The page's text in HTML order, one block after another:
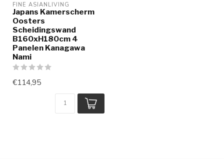
FINE ASIANLIVING
Japans Kamerscherm
Oosters
Scheidingswand
B160xH180cm 4
Panelen Kanagawa
Nami
€114,95